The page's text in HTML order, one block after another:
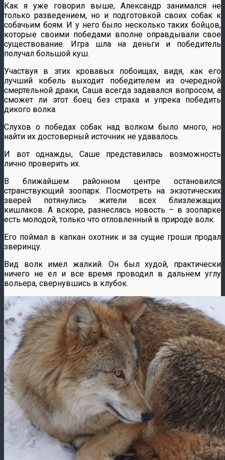
Как я уже говорил выше, Александр занимался не
только разведением, но и подготовкой своих собак к
собачьим боям. И у него было несколько таких бойцов,
которые своими победами вполне оправдывали свое
существование. Игра шла на деньги и победитель
получал большой куш.
Участвуя в этих кровавых побоищах, видя, как его
лучший кобель выходит победителем из очередной
смертельной драки, Саша всегда задавался вопросом, а
сможет ли этот боец без страха и упрека победить
дикого волка.
Слухов о победах собак над волком было много, но
найти их достоверный источник не удавалось.
И вот однажды, Саше представилась возможность
лично проверить их.
В ближайшем районном центре остановился
странствующий зоопарк. Посмотреть на экзотических
зверей потянулись жители всех близлежащих
кишлаков. А вскоре, разнеслась новость – в зоопарке
есть молодой, только что отловленный в природе волк.
Его поймал в капкан охотник и за сущие гроши продал
зверинцу.
Вид волк имел жалкий. Он был худой, практически
ничего не ел и все время проводил в дальнем углу
вольера, свернувшись в клубок.